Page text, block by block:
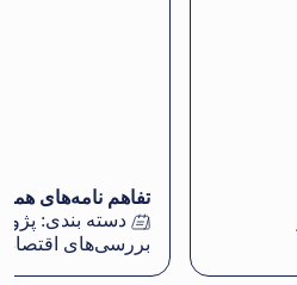
تفاهم نامه‌های
دسته بندی:
بررسی‌های